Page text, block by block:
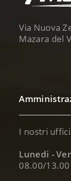
Via Nuova
Mazara del
I nostri
Lunedi -
08.00/